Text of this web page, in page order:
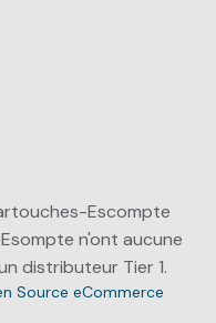
Escompte
n'ont aucune
distributeur Tier 1.
Source eCommerce